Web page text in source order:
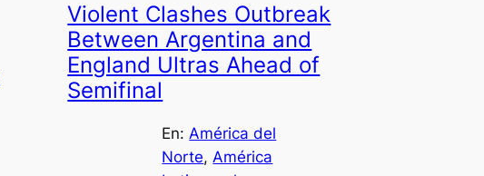
Violent Clashes Outbreak
Between Argentina and
England Ultras Ahead of
Semifinal
En:América del
Norte, América